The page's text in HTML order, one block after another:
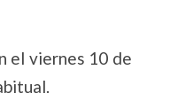
el viernes 10 de